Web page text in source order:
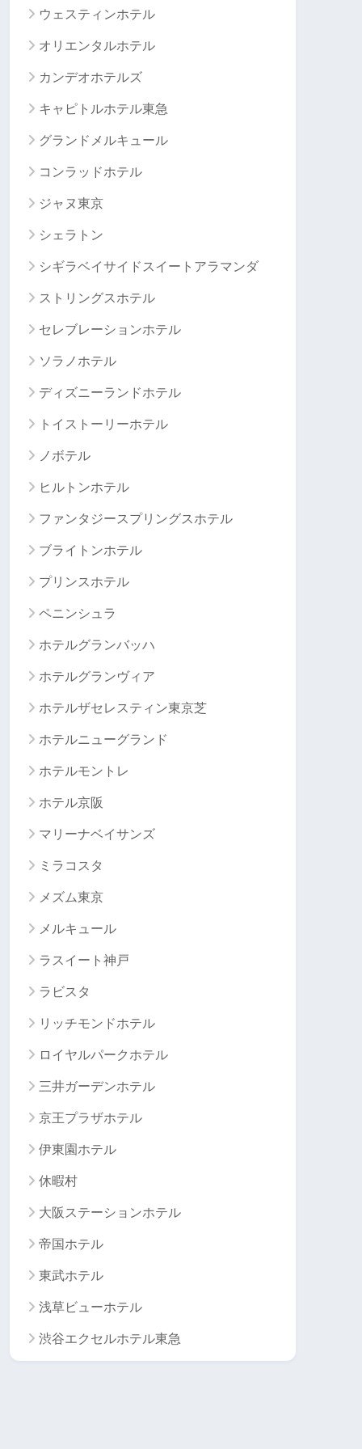
ウェスティンホテル
オリエンタルホテル
カンデオホテルズ
キャピトルホテル東急
グランドメルキュール
コンラッドホテル
ジャヌ東京
シェラトン
シギラベイサイドスイートアラマンダ
ストリングスホテル
セレブレーションホテル
ソラノホテル
ディズニーランドホテル
トイストーリーホテル
ノボテル
ヒルトンホテル
ファンタジースプリングスホテル
ブライトンホテル
プリンスホテル
ペニンシュラ
ホテルグランバッハ
ホテルグランヴィア
ホテルザセレスティン東京芝
ホテルニューグランド
ホテルモントレ
ホテル京阪
マリーナベイサンズ
ミラコスタ
メズム東京
メルキュール
ラスイート神戸
ラビスタ
リッチモンドホテル
ロイヤルパークホテル
三井ガーデンホテル
京王プラザホテル
伊東園ホテル
休暇村
大阪ステーションホテル
帝国ホテル
東武ホテル
浅草ビューホテル
渋谷エクセルホテル東急